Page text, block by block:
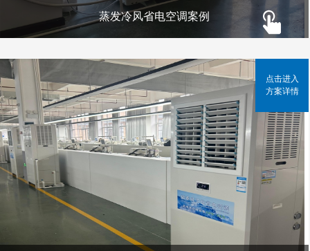
蒸发冷风省电空调案例
点击进入
方案详情